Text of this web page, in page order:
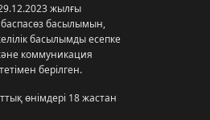
29.12.2023 жылғы
баспасөз басылымын,
басылымды есепке
коммуникация
берілген.
өнімдері 18 жастан